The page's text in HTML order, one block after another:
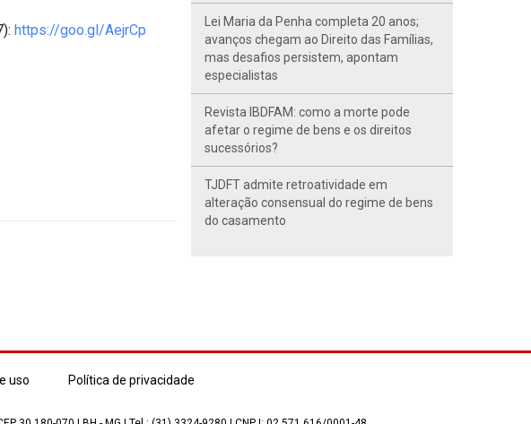
https://goo.gl/AejrCp
Lei Maria da Penha completa 20 anos;
avanços chegam ao Direito das Famílias,
mas desafios persistem, apontam
especialistas
Revista IBDFAM: como a morte pode
afetar o regime de bens e os direitos
sucessórios?
TJDFT admite retroatividade em
alteração consensual do regime de bens
do casamento
uso Política de privacidade